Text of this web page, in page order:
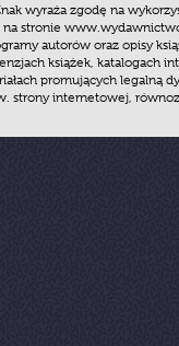
wyraża zgodę na
na stronie
autorów oraz opisy
książek, katalogach
promujących legalną
strony internetowej,